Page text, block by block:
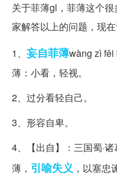
关于菲薄gl，菲薄这个
家解答以上的问题，现
1、 妄自菲薄wàng zì
薄：小看，轻视。
2、过分看轻自己。
3、形容自卑。
4、【出自】：三国蜀·
薄， 引喻失义 ，以塞忠